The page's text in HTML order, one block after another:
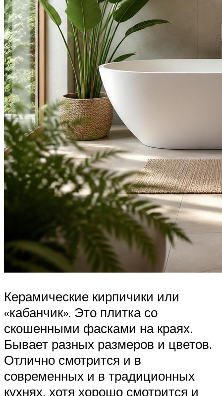
Керамические кирпичики или
«кабанчик». Это плитка со
скошенными фасками на краях.
Бывает разных размеров и цветов.
Отлично смотрится и в
современных и в традиционных
кухнях, хотя хорошо смотрится и